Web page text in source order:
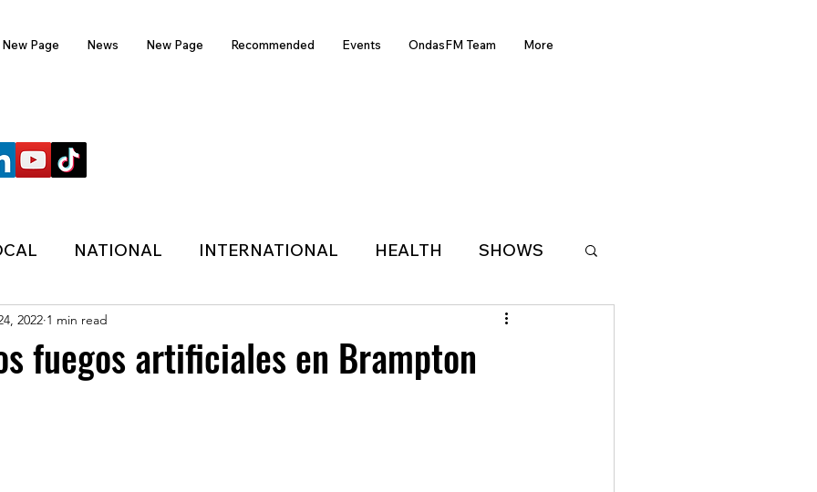
New Page News New Page Recommended Events OndasFM Team More
NATIONAL INTERNATIONAL HEALTH SHOWS
TECHNOLOGY LATIN AMERICA
fuegos artificiales en Brampton
2022 1 min read